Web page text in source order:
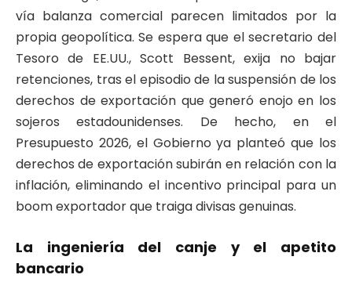
vía balanza comercial parecen limitados por la
propia geopolítica. Se espera que el secretario del
Tesoro de EE.UU., Scott Bessent, exija no bajar
retenciones, tras el episodio de la suspensión de los
derechos de exportación que generó enojo en los
sojeros estadounidenses. De hecho, en el
Presupuesto 2026, el Gobierno ya planteó que los
derechos de exportación subirán en relación con la
inflación, eliminando el incentivo principal para un
boom exportador que traiga divisas genuinas.
La ingeniería del canje y el apetito
bancario